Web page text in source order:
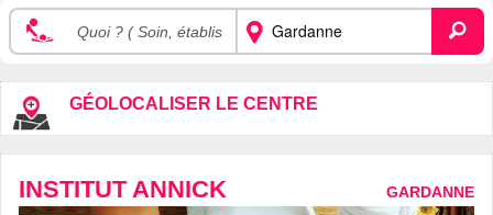
GÉOLOCALISER LE CENTRE
INSTITUT ANNICK GARDANNE